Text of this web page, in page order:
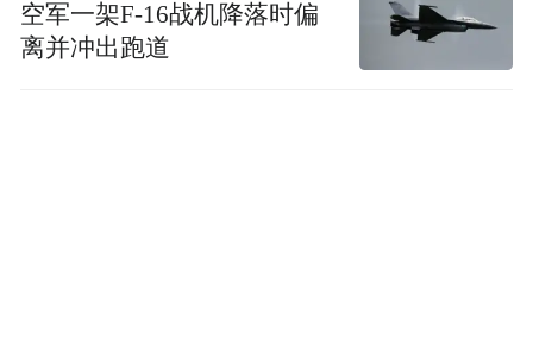
空军一架F-16战机降落时偏
离并冲出跑道